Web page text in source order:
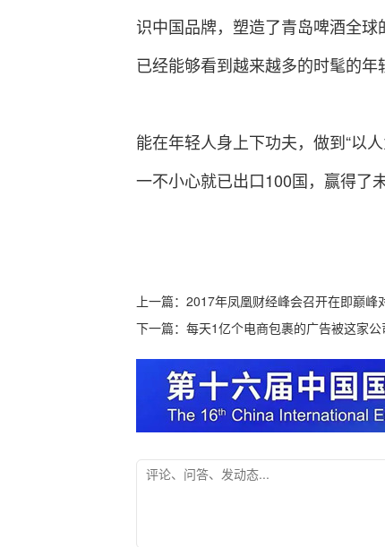
识中国品牌，塑造了青岛啤酒全球
已经能够看到越来越多的时髦的年
能在年轻人身上下功夫，做到“以
一不小心就已出口100国，赢得了
上一篇： 2017年凤凰财经峰会召开在即巅峰
下一篇： 每天1亿个电商包裹的广告被这家